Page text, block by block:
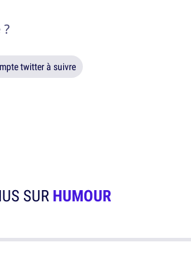
twitter à suivre
SURHUMOUR